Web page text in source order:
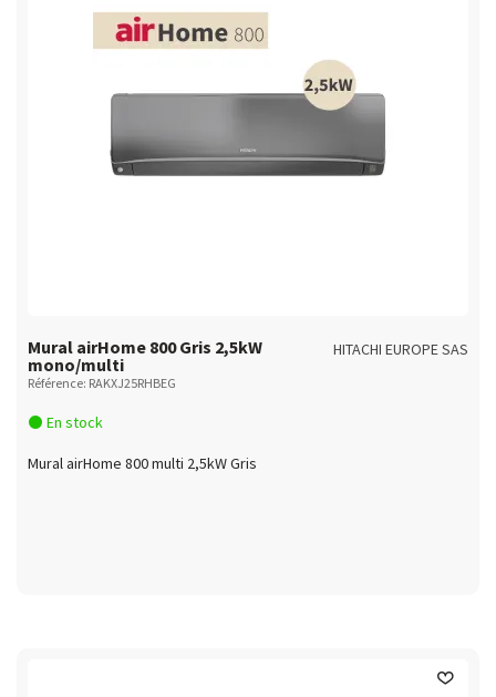
Mural airHome 800 Gris 2,5kW
mono/multi
HITACHI EUROPE SAS
Référence: RAKXJ25RHBEG
En stock
Mural airHome 800 multi 2,5kW Gris